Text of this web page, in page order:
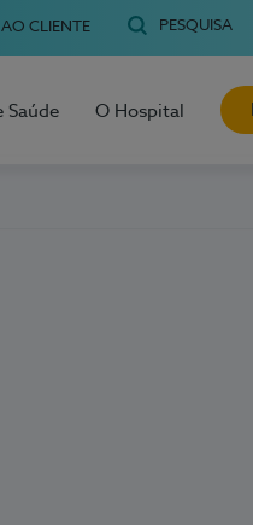
CLIENTE PESQUISA
Saúde O Hospital